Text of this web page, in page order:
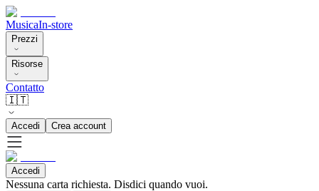
MusicaIn-store
Prezzi
Risorse
Contatto
🇮🇹
Accedi Crea account
Accedi
Nessuna carta richiesta. Disdici quando vuoi.